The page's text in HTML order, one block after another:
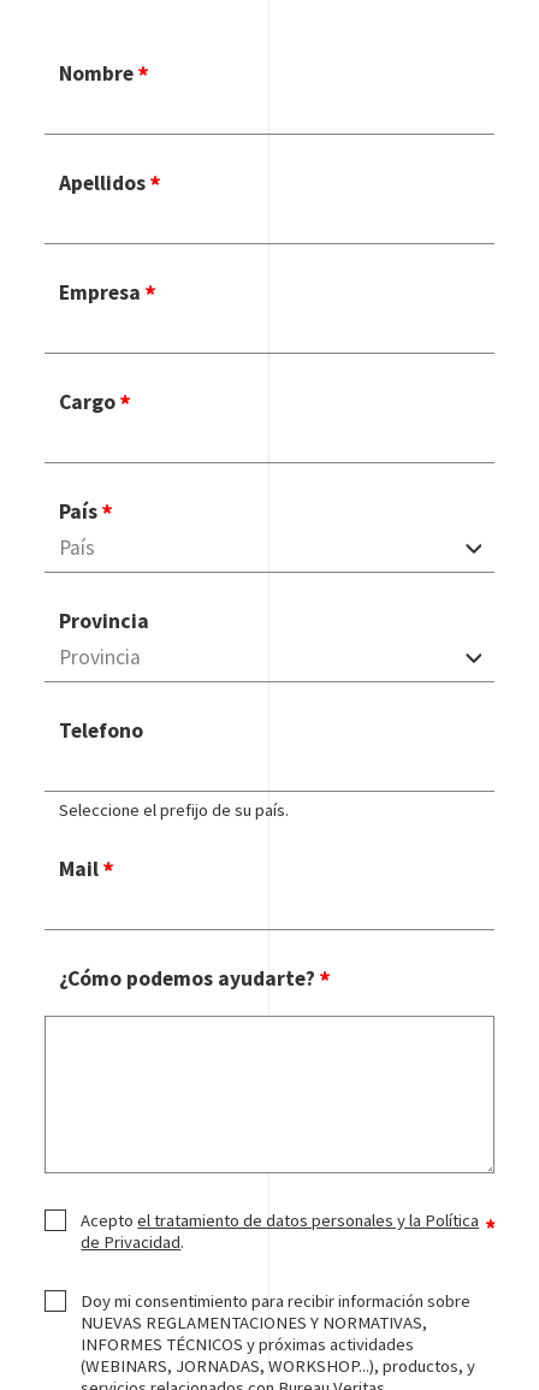
Nombre
Apellidos
Empresa
Cargo
País
Provincia
Telefono
Seleccione el prefijo de su país.
Mail
¿Cómo podemos ayudarte?
Aceptoel tratamiento de datos personales y la Política
de Privacidad.
Doy mi consentimiento para recibir información sobre
NUEVAS REGLAMENTACIONES Y NORMATIVAS,
INFORMES TÉCNICOS y próximas actividades
(WEBINARS, JORNADAS, WORKSHOP...), productos, y